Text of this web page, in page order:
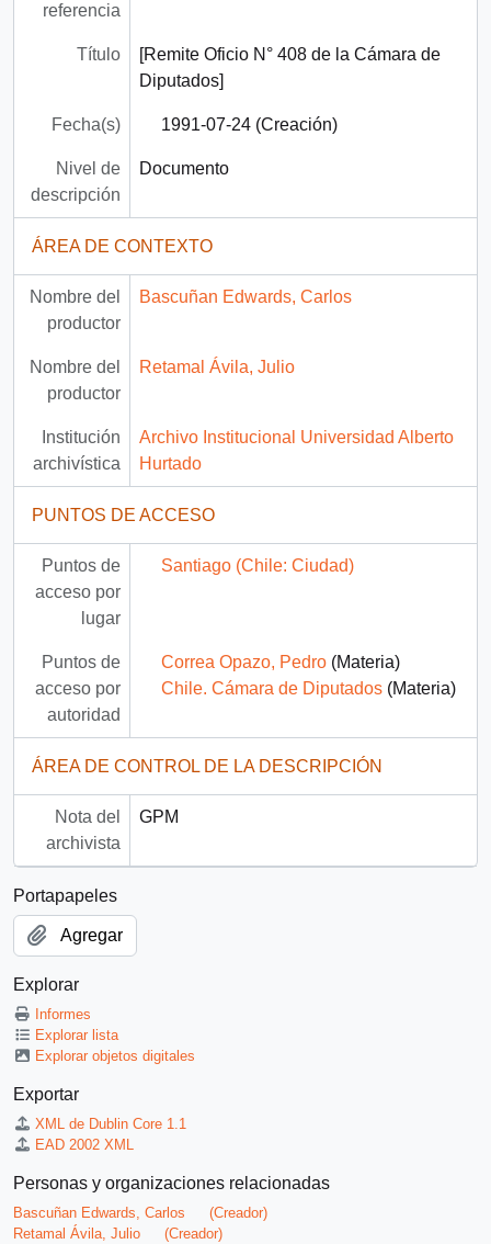
referencia
Título
[Remite Oficio N° 408 de la Cámara de
Diputados]
Fecha(s) 1991-07-24 (Creación)
Nivel de
descripción
Documento
ÁREA DE CONTEXTO
Nombre del
productor
Bascuñan Edwards, Carlos
Nombre del
productor
Retamal Ávila, Julio
Institución
archivística
Archivo Institucional Universidad Alberto
Hurtado
PUNTOS DE ACCESO
Puntos de
acceso por
lugar
Santiago (Chile: Ciudad)
Puntos de
acceso por
autoridad
Correa Opazo, Pedro(Materia)
Chile. Cámara de Diputados(Materia)
ÁREA DE CONTROL DE LA DESCRIPCIÓN
Nota del
archivista
GPM
Portapapeles
Agregar
Explorar
Informes
Explorar lista
Explorar objetos digitales
Exportar
XML de Dublin Core 1.1
EAD 2002 XML
Personas y organizaciones relacionadas
Bascuñan Edwards, Carlos
(Creador)
Retamal Ávila, Julio
(Creador)